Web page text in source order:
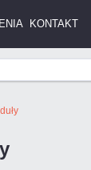
KONTAKT